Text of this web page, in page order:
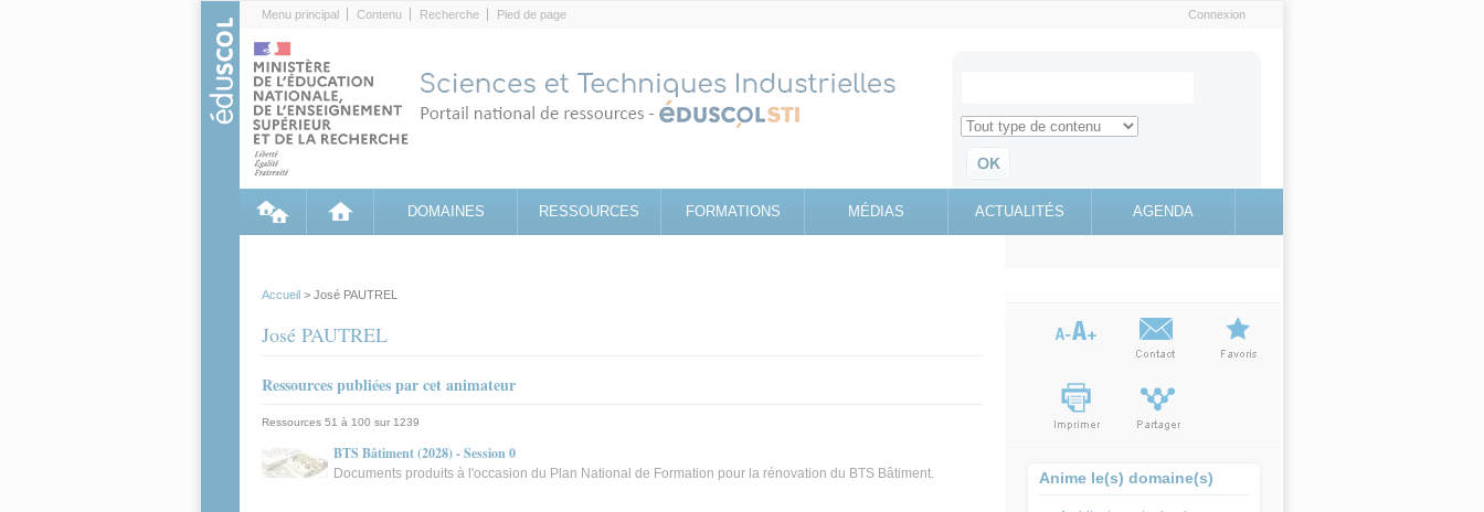
Menu principal Contenu Recherche Pied de page Connexion
Search for
Retrouvez toute l'information sur le site education.gouv.fr
DOMAINES RESSOURCES FORMATIONS MÉDIAS ACTUALITÉS AGENDA
Accueil > José PAUTREL
José PAUTREL
Ressources publiées par cet animateur
Ressources 51 à 100 sur 1239
BTS Bâtiment (2028) - Session 0
Documents produits à l'occasion du Plan National de Formation pour la rénovation du BTS Bâtiment. Anime le(s) domaine(s)